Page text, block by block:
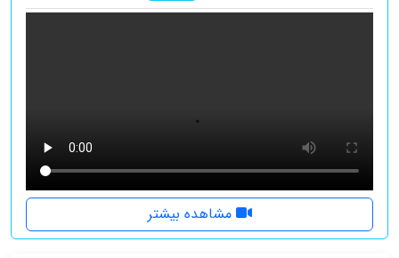
مشاهده بیشتر